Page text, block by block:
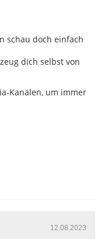
schau doch einfach
dich selbst von
Kanälen, um immer
12.08.2023